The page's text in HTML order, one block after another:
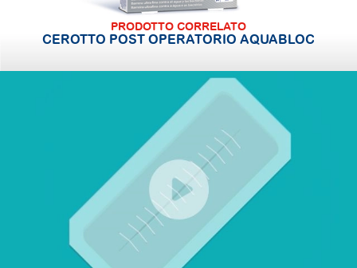
PRODOTTO CORRELATO
CEROTTO POST OPERATORIO AQUABLOC